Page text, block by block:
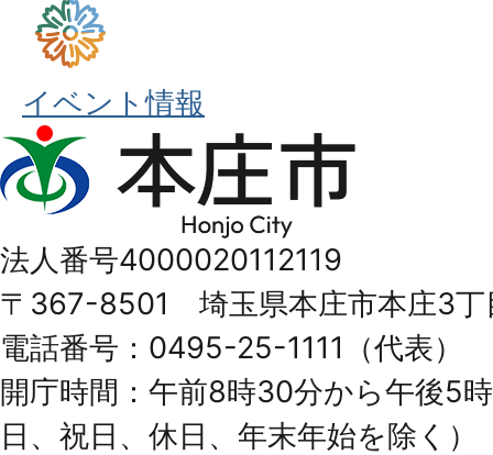
イベント情報
本
庄
Honjo
City
法人番号4000020112119
〒367-8501 埼玉県本庄市本庄3丁
電話番号：0495-25-1111（代表）
開庁時間：午前8時30分から午後5
日、祝日、休日、年末年始を除く）